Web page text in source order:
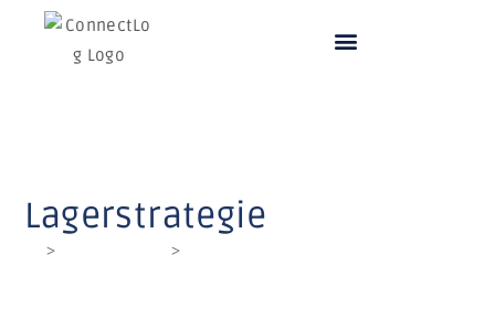
Lagerstrategie
> >